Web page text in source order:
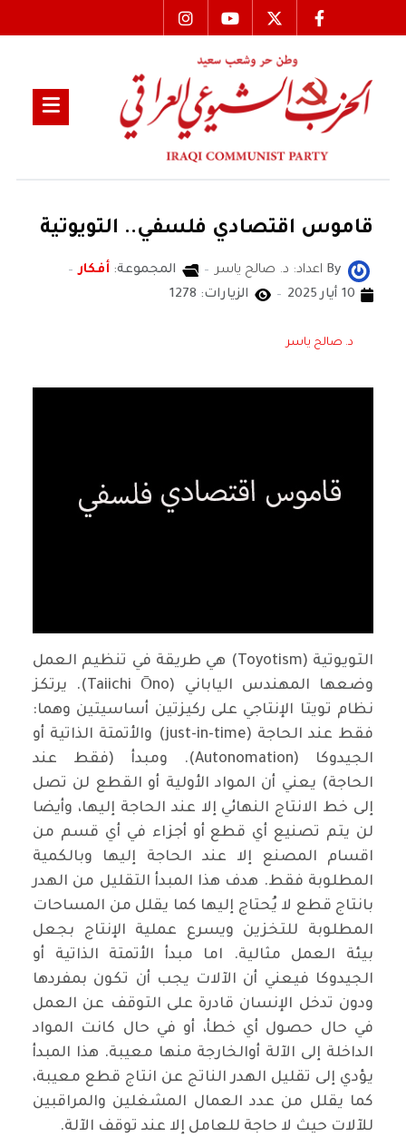
قاموس اقتصادي فلسفي.. التويوتية
By اعداد: د. صالح ياسر المجموعة: أفكار
10 أيار 2025
الزيارات: 1278
د. صالح ياسر
التويوتية (Toyotism) هي طريقة في تنظيم العمل
وضعها المهندس الياباني (Taiichi Ōno). يرتكز
نظام تويتا الإنتاجي على ركيزتين أساسيتين وهما:
فقط عند الحاجة (just-in-time) والأتمتة الذاتية أو
الجيدوكا (Autonomation). ومبدأ (فقط عند
الحاجة) يعني أن المواد الأولية أو القطع لن تصل
إلى خط الانتاج النهائي إلا عند الحاجة إليها، وأيضا
لن يتم تصنيع أي قطع أو أجزاء في أي قسم من
اقسام المصنع إلا عند الحاجة إليها وبالكمية
المطلوبة فقط. هدف هذا المبدأ التقليل من الهدر
بانتاج قطع لا يُحتاج إليها كما يقلل من المساحات
المطلوبة للتخزين ويسرع عملية الإنتاج بجعل
بيئة العمل مثالية. اما مبدأ الأتمتة الذاتية أو
الجيدوكا فيعني أن الآلات يجب أن تكون بمفردها
ودون تدخل الإنسان قادرة على التوقف عن العمل
في حال حصول أي خطأ، أو في حال كانت المواد
الداخلة إلى الآلة أوالخارجة منها معيبة. هذا المبدأ
يؤدي إلى تقليل الهدر الناتج عن انتاج قطع معيبة،
كما يقلل من عدد العمال المشغلين والمراقبين
للآلات حيث لا حاجة للعامل إلا عند توقف الآلة.